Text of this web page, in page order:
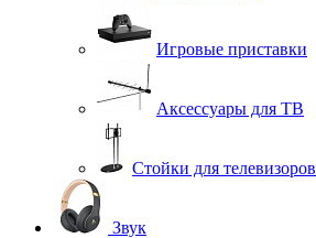
Игровые приставки
Аксессуары для ТВ
Стойки для телевизоров
Звук